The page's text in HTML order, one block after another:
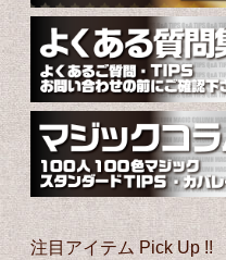
注目アイテム Pick Up !!